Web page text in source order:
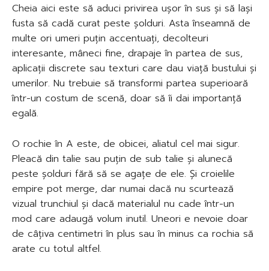
Cheia aici este să aduci privirea ușor în sus și să lași
fusta să cadă curat peste șolduri. Asta înseamnă de
multe ori umeri puțin accentuați, decolteuri
interesante, mâneci fine, drapaje în partea de sus,
aplicații discrete sau texturi care dau viață bustului și
umerilor. Nu trebuie să transformi partea superioară
într-un costum de scenă, doar să îi dai importanță
egală.
O rochie în A este, de obicei, aliatul cel mai sigur.
Pleacă din talie sau puțin de sub talie și alunecă
peste șolduri fără să se agațe de ele. Și croielile
empire pot merge, dar numai dacă nu scurtează
vizual trunchiul și dacă materialul nu cade într-un
mod care adaugă volum inutil. Uneori e nevoie doar
de câțiva centimetri în plus sau în minus ca rochia să
arate cu totul altfel.